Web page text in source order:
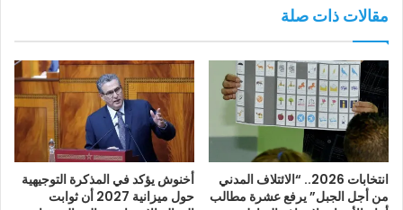
مقالات ذات صلة
انتخابات 2026.. “الائتلاف المدني
من أجل الجبل” يرفع عشرة مطالب
أخنوش يؤكد في المذكرة التوجيهية
حول ميزانية 2027 أن ثوابت